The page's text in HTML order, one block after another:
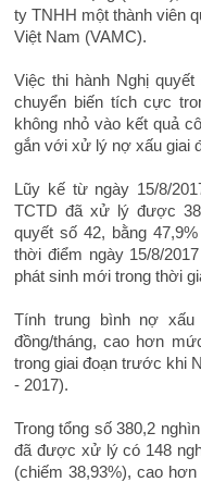
ty TNHH một thành viên
Việt Nam (VAMC).
Việc thi hành Nghị
chuyển biến tích cực
không nhỏ vào kết quả
gắn với xử lý nợ xấu giai
Lũy kế từ ngày 15/8/
TCTD đã xử lý được
quyết số 42, bằng
thời điểm ngày 15/8/
phát sinh mới trong thời
Tính trung bình nợ
đồng/tháng, cao hơn
trong giai đoạn trước khi
- 2017).
Trong tổng số 380,2
đã được xử lý có 148
(chiếm 38,93%), cao